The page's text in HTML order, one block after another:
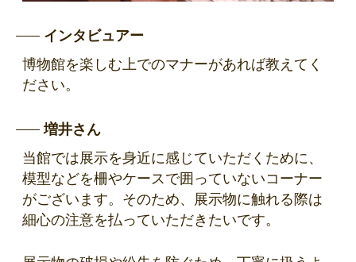
インタビュアー
博物館を楽しむ上でのマナーがあれば教えてく
ださい。
増井さん
当館では展示を身近に感じていただくために、
模型などを柵やケースで囲っていないコーナー
がございます。そのため、展示物に触れる際は
細心の注意を払っていただきたいです。